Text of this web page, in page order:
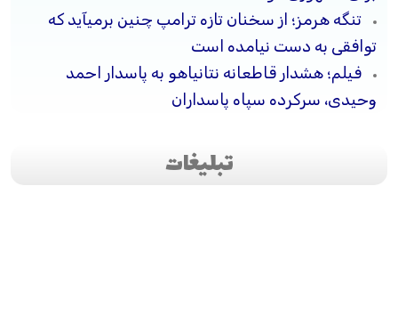
تنگه هرمز؛ از سخنان تازه ترامپ چنین برمیآید که
توافقی به دست نیامده است
فیلم؛ هشدار قاطعانه نتانیاهو به پاسدار احمد
وحیدی، سرکرده سپاه پاسداران
تبلیغات